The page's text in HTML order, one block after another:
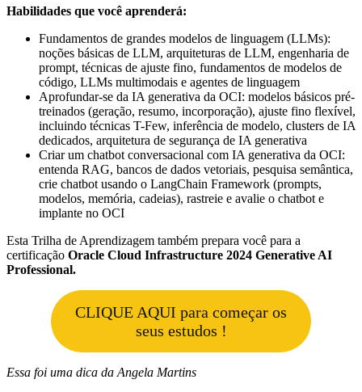
Habilidades que você aprenderá:
Fundamentos de grandes modelos de linguagem (LLMs):
noções básicas de LLM, arquiteturas de LLM, engenharia de
prompt, técnicas de ajuste fino, fundamentos de modelos de
código, LLMs multimodais e agentes de linguagem
Aprofundar-se da IA ​​generativa da OCI: modelos básicos pré-
treinados (geração, resumo, incorporação), ajuste fino flexível,
incluindo técnicas T-Few, inferência de modelo, clusters de IA
dedicados, arquitetura de segurança de IA generativa
Criar um chatbot conversacional com IA generativa da OCI:
entenda RAG, bancos de dados vetoriais, pesquisa semântica,
crie chatbot usando o LangChain Framework (prompts,
modelos, memória, cadeias), rastreie e avalie o chatbot e
implante no OCI
Esta Trilha de Aprendizagem também prepara você para a
certificação Oracle Cloud Infrastructure 2024 Generative AI
Professional.
CLIQUE AQUI para começar os
seus estudos !
Essa foi uma dica da Angela Martins